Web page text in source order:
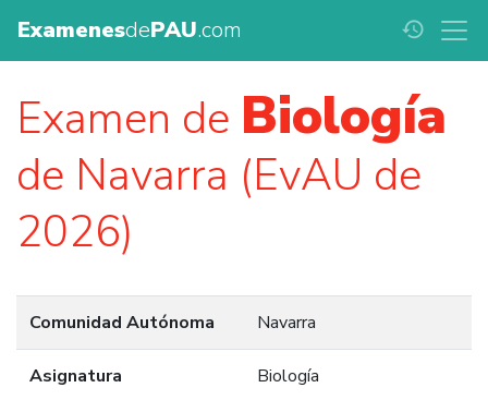
ExamenesdePAU.com history
Examen de Biología
de Navarra (EvAU de
2026)
Comunidad Autónoma Navarra
Asignatura Biología